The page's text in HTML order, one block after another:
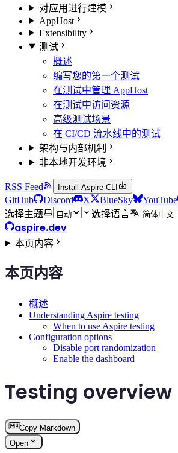
对应用进行建模
AppHost
Extensibility
测试
概述
编写您的第一个测试
在测试中管理 AppHost
在测试中访问资源
高级测试场景
在 CI/CD 流水线中的测试
架构与内部机制
非本地开发环境
RSS Feed Install Aspire CLI
GitHub Discord X BlueSky YouTube
选择主题
选择语言
aspire.dev
本页内容
本页内容
概述
Understanding Aspire testing
When to use Aspire testing
Configuration options
Disable port randomization
Enable the dashboard
Testing overview
Copy Markdown
Open